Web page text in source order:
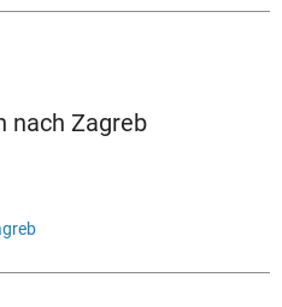
nach Zagreb